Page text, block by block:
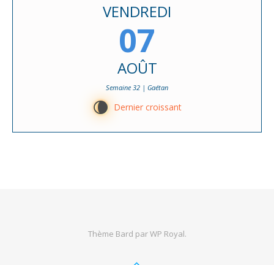
VENDREDI
07
AOÛT
Semaine 32 | Gaétan
V Dernier croissant
Thème Bard parWP Royal.